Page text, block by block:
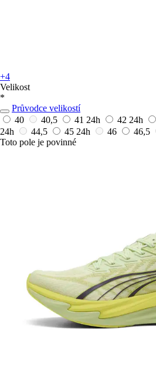
+4
Velikost
*
Průvodce velikostí
40
40,5 41 24h 42 24h
24h
44,5 45 24h 46 46,5
Toto pole je povinné